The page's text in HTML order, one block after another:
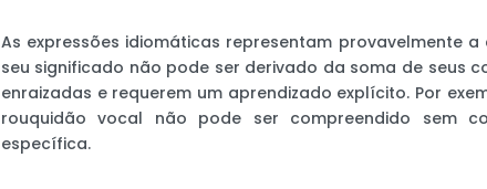
As expressões idiomáticas representam provavelmente
seu significado não pode ser derivado da soma de seus
enraizadas e requerem um aprendizado explícito. Por
rouquidão vocal não pode ser compreendido sem
específica.